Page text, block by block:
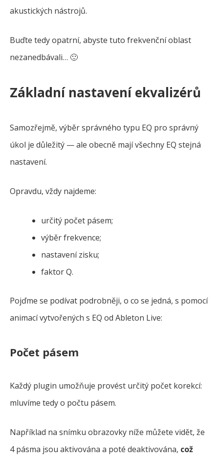
akustických nástrojů.
Buďte tedy opatrní, abyste tuto frekvenční oblast
nezanedbávali… 🙂
Základní nastavení ekvalizérů
Samozřejmě, výběr správného typu EQ pro správný
úkol je důležitý — ale obecně mají všechny EQ stejná
nastavení.
Opravdu, vždy najdeme:
určitý počet pásem;
výběr frekvence;
nastavení zisku;
faktor Q.
Pojďme se podívat podrobněji, o co se jedná, s pomocí
animací vytvořených s EQ od Ableton Live:
Počet pásem
Každý plugin umožňuje provést určitý počet korekcí:
mluvíme tedy o počtu pásem.
Například na snímku obrazovky níže můžete vidět, že
4 pásma jsou aktivována a poté deaktivována, což